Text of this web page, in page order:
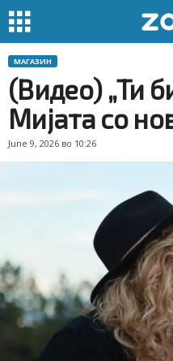
МАГАЗИН
(Видео) „Ти
Мијата со
June 9, 2026 во 10:26